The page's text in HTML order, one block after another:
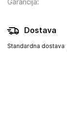
Garancija:
Dostava
Standardna dostava